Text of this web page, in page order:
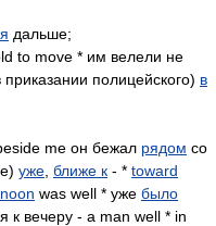
дальше;
to move * им велели не
полицейского) в
me он бежал рядом со
уже ближе к - * toward
was well * уже было
к вечеру - a man well * in